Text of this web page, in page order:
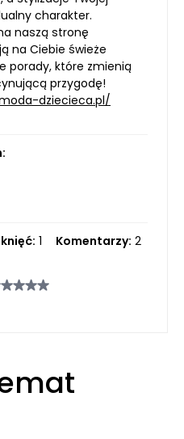
charakter.
naszą stronę
na Ciebie świeże
porady, które zmienią
przygodę!
dziecieca.pl/
1 Komentarzy: 2